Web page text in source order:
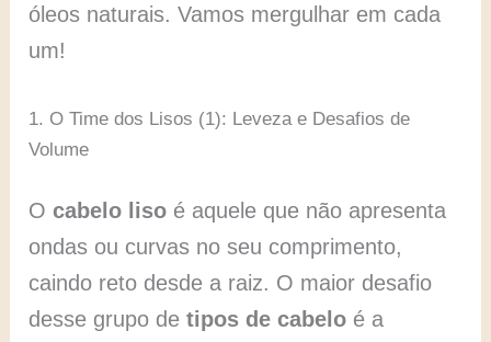
óleos naturais. Vamos mergulhar em cada
um!
1. O Time dos Lisos (1): Leveza e Desafios de
Volume
Ocabelo liso é aquele que não apresenta
ondas ou curvas no seu comprimento,
caindo reto desde a raiz. O maior desafio
desse grupo detipos de cabelo é a